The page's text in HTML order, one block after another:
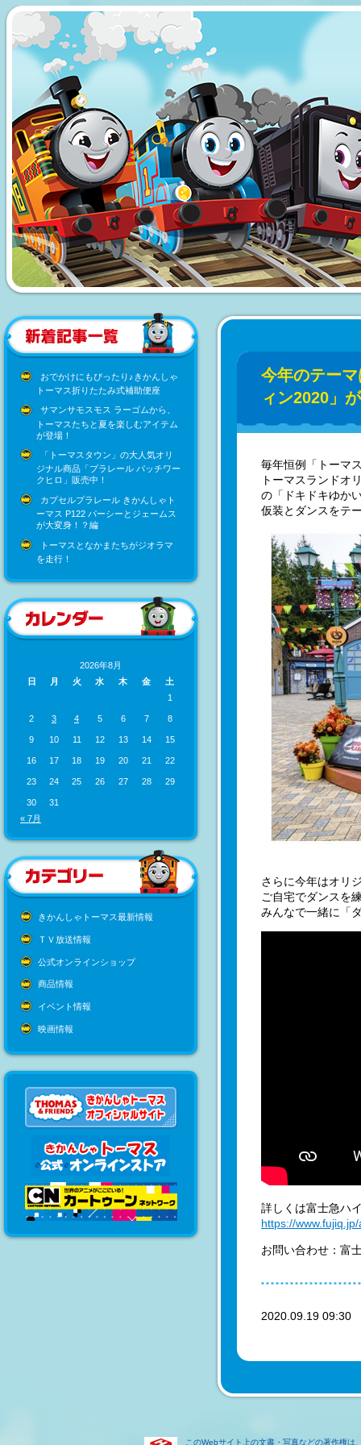
おでかけにもぴったり♪きかんしゃ
トーマス折りたたみ式補助便座
サマンサモスモス ラーゴムから、
トーマスたちと夏を楽しむアイテム
が登場！
「トーマスタウン」の大人気オリ
ジナル商品「プラレール パッチワー
クヒロ」販売中！
カプセルプラレール きかんしゃト
ーマス P122 パーシーとジェームス
が大変身！？編
トーマスとなかまたちがジオラマ
を走行！
2026年8月
日
月 火 水 木 金
土
1
2 3 4 5 6 7 8
9 10 11 12 13 14 15
16 17 18 19 20 21 22
23 24 25 26 27 28 29
30
31
« 7月
きかんしゃトーマス最新情報
ＴＶ放送情報
公式オンラインショップ
商品情報
イベント情報
映画情報
今年のテー
ィン2020」
毎年恒例「トーマ
トーマスランドオ
の「ドキドキゆか
仮装とダンスをテ
さらに今年はオリ
ご自宅でダンスを
みんなで一緒に「
詳しくは富士急ハ
https://
お問い合わせ：富
2020.09.19
このWebサイト上の文書・写真などの著作権